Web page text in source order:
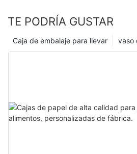
TE PODRÍA GUSTAR
vaso
Caja de embalaje para llevar